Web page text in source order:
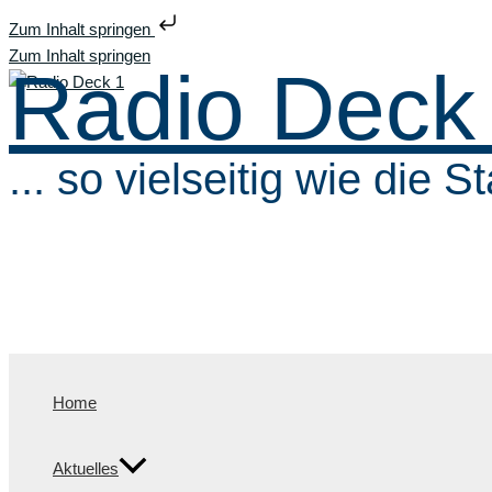
Zum Inhalt springen
Zum Inhalt springen
Radio
... so vielseitig wie die
Home
Aktuelles